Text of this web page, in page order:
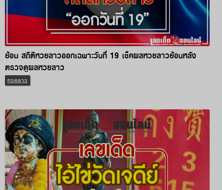
ย้อน สถิติหวยลาวออกเฉพาะวันที่ 19 เช็คผลหวยลาวย้อนหลัง
ตรวจดูผลหวยลาว
หวยลาว